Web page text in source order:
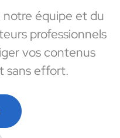
équipe et du
professionnels
vos contenus
sans effort.